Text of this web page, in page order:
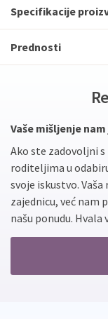
Specifikacije
Prednosti
Vaše mišljenje
Ako ste zadovoljni
roditeljima u
svoje iskustvo.
zajednicu, već nam
našu ponudu.